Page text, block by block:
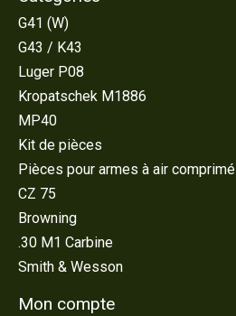
G41 (W)
G43 / K43
Luger P08
Kropatschek M1886
MP40
Kit de pièces
Pièces pour armes à air comprimé
CZ 75
Browning
.30 M1 Carbine
Smith & Wesson
Mon compte